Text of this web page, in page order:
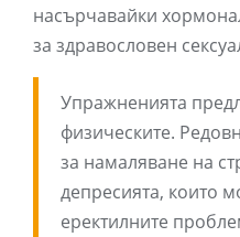
насърчавайки
за здравословен
Упражненията
физическите.
за намаляване на
депресията, които
еректилните